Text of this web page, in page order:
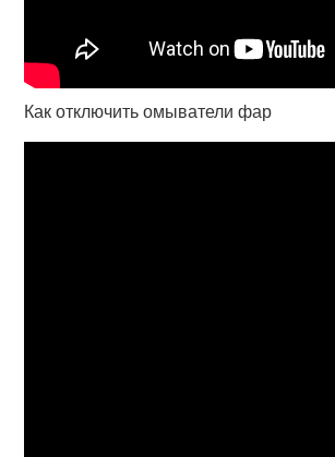
Как отключить омыватели фар